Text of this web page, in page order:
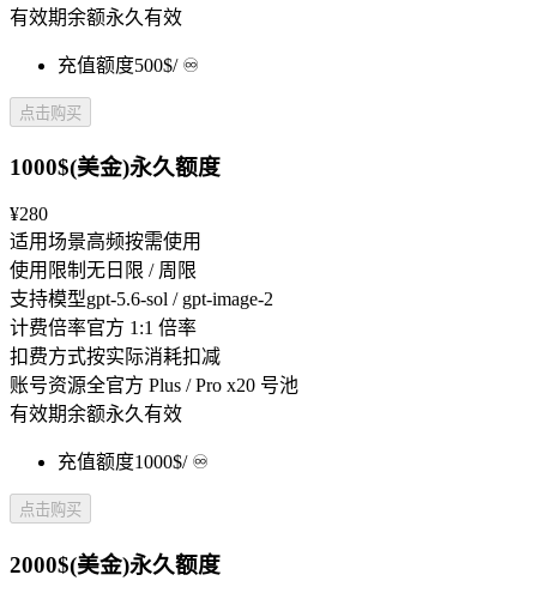
有效期余额永久有效
充值额度500$/ ♾️
点击购买
1000$(美金)永久额度
¥280
适用场景高频按需使用
使用限制 无日限 / 周限
支持模型gpt-5.6-sol / gpt-image-2
计费倍率官方 1:1 倍率
扣费方式按实际消耗扣减
账号资源全官方 Plus / Pro x20 号池
有效期余额永久有效
充值额度1000$/ ♾️
点击购买
2000$(美金)永久额度